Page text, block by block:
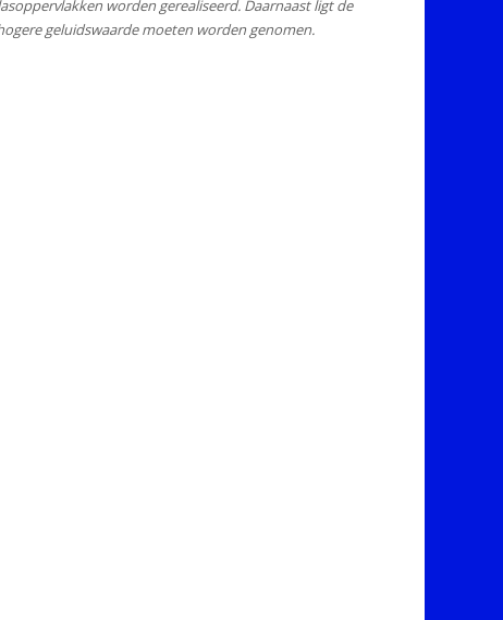
worden gerealiseerd. Daarnaast ligt de
geluidswaarde moeten worden genomen.